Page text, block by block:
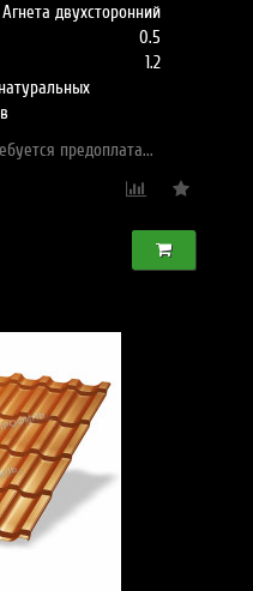
Агнета двухсторонний
0.5
1.2
предоплата...